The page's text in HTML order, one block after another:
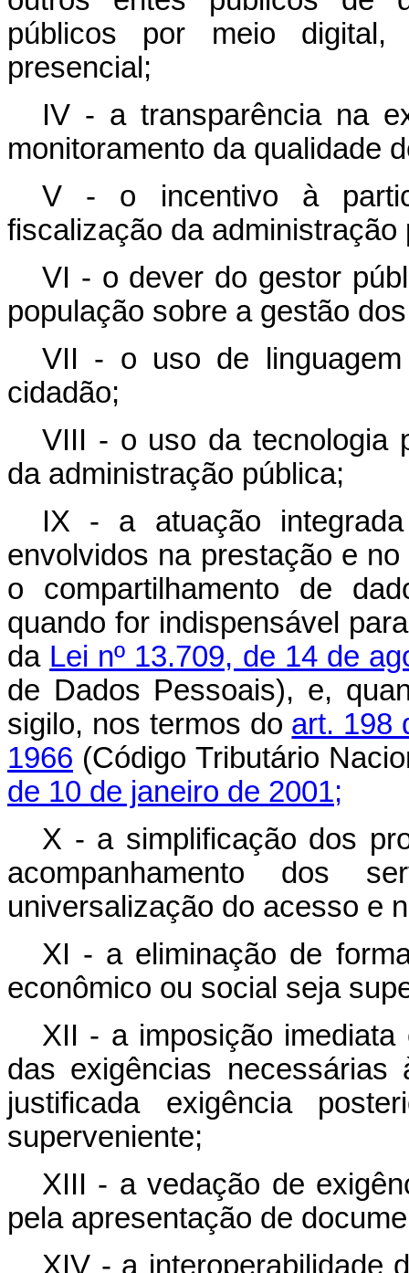
públicos por meio digital,
presencial;
IV - a transparência na
monitoramento da qualidade
V - o incentivo à
fiscalização da administração
VI - o dever do gestor
população sobre a gestão
VII - o uso de
cidadão;
VIII - o uso da tecnologia
da administração pública;
IX - a atuação
envolvidos na prestação e
o compartilhamento de
quando for indispensável
da Lei nº 13.709, de 14 de
de Dados Pessoais), e,
sigilo, nos termos do art. 198
1966 (Código Tributário
de 10 de janeiro de 2001;
X - a simplificação dos
acompanhamento dos
universalização do acesso e
XI - a eliminação de
econômico ou social seja
XII - a imposição
das exigências
justificada exigência
superveniente;
XIII - a vedação de
pela apresentação de
XIV - a interoperabilidade